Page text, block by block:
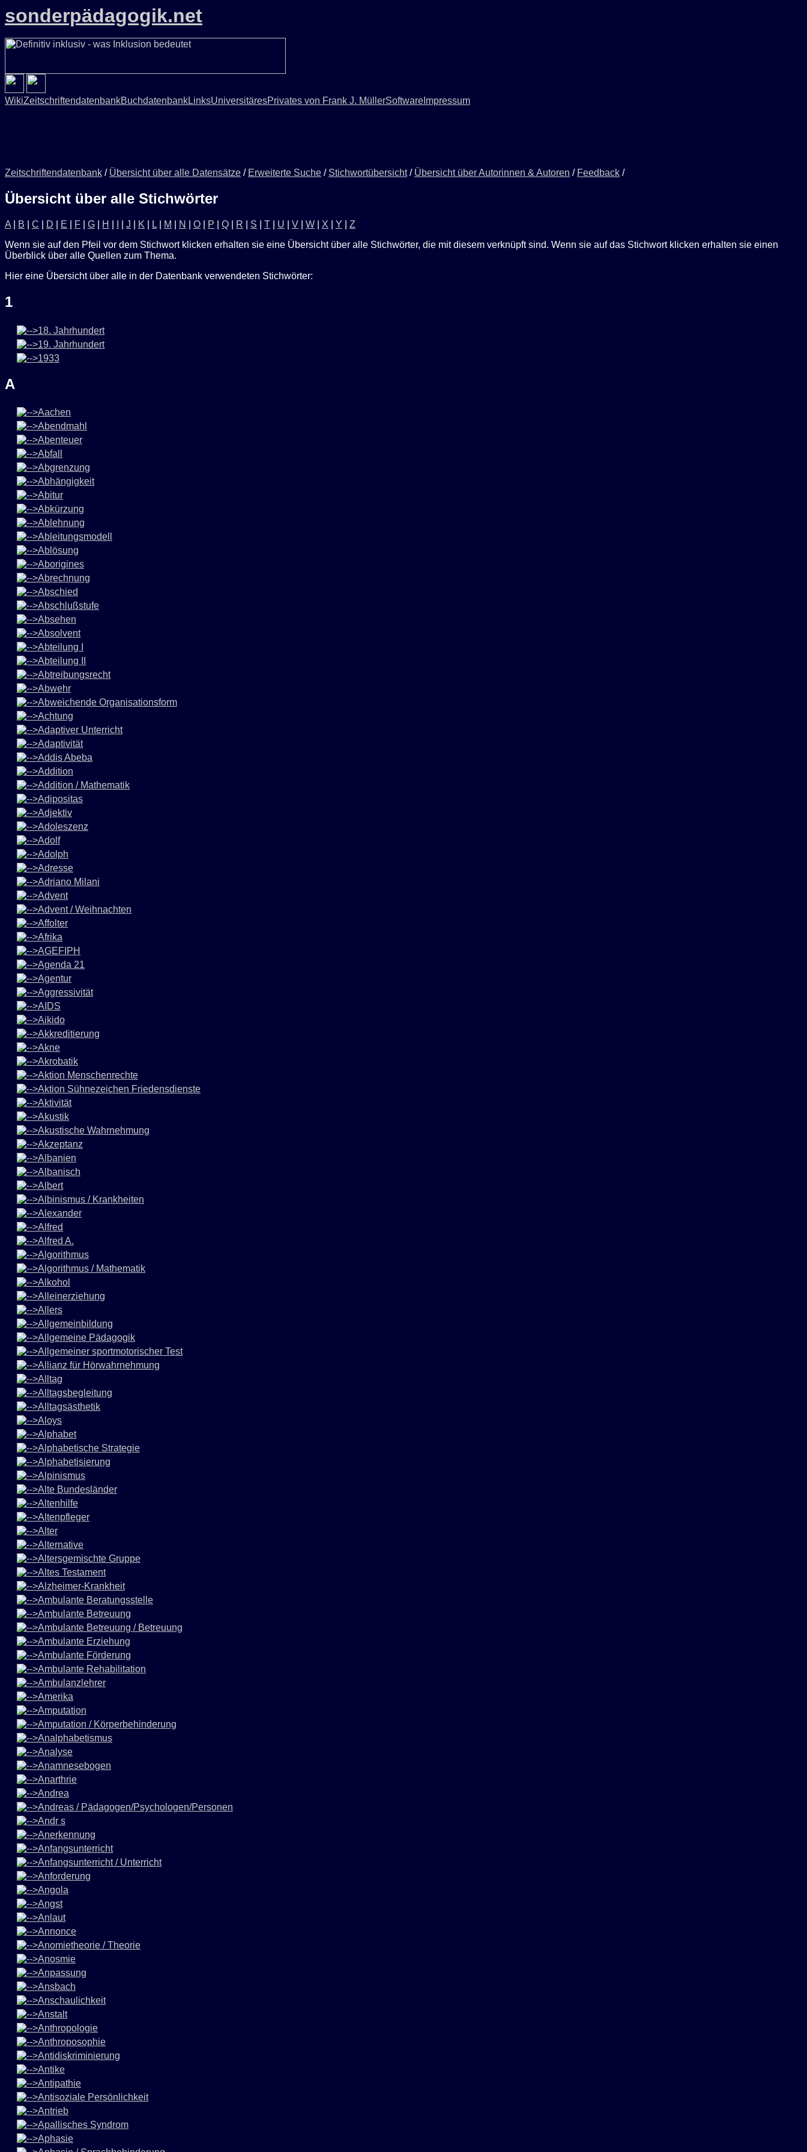
sonderpädagogik.net
WikiZeitschriftendatenbankBuchdatenbankLinksUniversitäresPrivates von Frank J. MüllerSoftware Impressum
Zeitschriftendatenbank / Übersicht über alle Datensätze / Erweiterte Suche / Stichwortübersicht/ Übersicht über Autorinnen & Autoren / Feedback /
Übersicht über alle Stichwörter
A B C D E F G H J K L M N O P Q R S T U V W X Y
Z
Wenn sie auf den Pfeil vor dem Stichwort klicken erhalten sie eine Übersicht über alle Stichwörter, die mit diesem verknüpft sind. Wenn sie auf das Stichwort klicken erhalten sie einen
Überblick über alle Quellen zum Thema.
Hier eine Übersicht über alle in der Datenbank verwendeten Stichwörter:
1
18. Jahrhundert
19. Jahrhundert
1933
A
Aachen
Abendmahl
Abenteuer
Abfall
Abgrenzung
Abhängigkeit
Abitur
Abkürzung
Ablehnung
Ableitungsmodell
Ablösung
Aborigines
Abrechnung
Abschied
Abschlußstufe
Absehen
Absolvent
Abteilung I
Abteilung II
Abtreibungsrecht
Abwehr
Abweichende Organisationsform
Achtung
Adaptiver Unterricht
Adaptivität
Addis Abeba
Addition
Addition / Mathematik
Adipositas
Adjektiv
Adoleszenz
Adolf
Adolph
Adresse
Adriano Milani
Advent
Advent / Weihnachten
Affolter
Afrika
AGEFIPH
Agenda 21
Agentur
Aggressivität
AIDS
Aikido
Akkreditierung
Akne
Akrobatik
Aktion Menschenrechte
Aktion Sühnezeichen Friedensdienste
Aktivität
Akustik
Akustische Wahrnehmung
Akzeptanz
Albanien
Albanisch
Albert
Albinismus / Krankheiten
Alexander
Alfred
Alfred A.
Algorithmus
Algorithmus / Mathematik
Alkohol
Alleinerziehung
Allers
Allgemeinbildung
Allgemeine Pädagogik
Allgemeiner sportmotorischer Test
Allianz für Hörwahrnehmung
Alltag
Alltagsbegleitung
Alltagsästhetik
Aloys
Alphabet
Alphabetische Strategie
Alphabetisierung
Alpinismus
Alte Bundesländer
Altenhilfe
Altenpfleger
Alter
Alternative
Altersgemischte Gruppe
Altes Testament
Alzheimer-Krankheit
Ambulante Beratungsstelle
Ambulante Betreuung
Ambulante Betreuung / Betreuung
Ambulante Erziehung
Ambulante Förderung
Ambulante Rehabilitation
Ambulanzlehrer
Amerika
Amputation
Amputation / Körperbehinderung
Analphabetismus
Analyse
Anamnesebogen
Anarthrie
Andrea
Andreas / Pädagogen/Psychologen/Personen
Andr s
Anerkennung
Anfangsunterricht
Anfangsunterricht / Unterricht
Anforderung
Angola
Angst
Anlaut
Annonce
Anomietheorie / Theorie
Anosmie
Anpassung
Ansbach
Anschaulichkeit
Anstalt
Anthropologie
Anthroposophie
Antidiskriminierung
Antike
Antipathie
Antisoziale Persönlichkeit
Antrieb
Apallisches Syndrom
Aphasie